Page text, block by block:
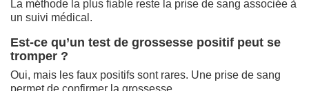
La méthode la plus fiable reste la prise de sang associée à
un suivi médical.
Est-ce qu’un test de grossesse positif peut se
tromper ?
Oui, mais les faux positifs sont rares. Une prise de sang
permet de confirmer la grossesse.